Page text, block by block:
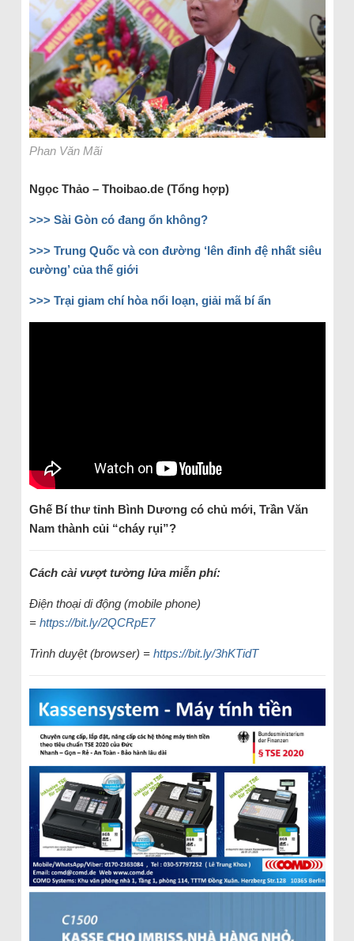
Phan Văn Mãi
Ngọc Thảo – Thoibao.de (Tổng hợp)
>>> Sài Gòn có đang ổn không?
>>> Trung Quốc và con đường ‘lên đỉnh đệ nhất siêu
cường’ của thế giới
>>> Trại giam chí hòa nổi loạn, giải mã bí ẩn
Ghế Bí thư tỉnh Bình Dương có chủ mới, Trần Văn
Nam thành củi “cháy rụi”?
Cách cài vượt tường lửa miễn phí:
Điện thoại di động (mobile phone)
= https://bit.ly/2QCRpE7
Trình duyệt (browser) = https://bit.ly/3hKTidT